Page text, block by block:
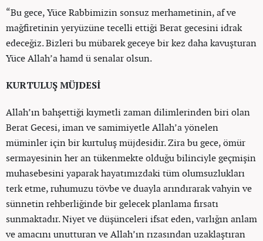
“Bu gece, Yüce Rabbimizin sonsuz merhametinin, af ve
mağfiretinin yeryüzüne tecelli ettiği Berat gecesini idrak
edeceğiz. Bizleri bu mübarek geceye bir kez daha kavuşturan
Yüce Allah’a hamd ü senalar olsun.
KURTULUŞ MÜJDESİ
Allah’ın bahşettiği kıymetli zaman dilimlerinden biri olan
Berat Gecesi, iman ve samimiyetle Allah’a yönelen
müminler için bir kurtuluş müjdesidir. Zira bu gece, ömür
sermayesinin her an tükenmekte olduğu bilinciyle geçmişin
muhasebesini yaparak hayatımızdaki tüm olumsuzlukları
terk etme, ruhumuzu tövbe ve duayla arındırarak vahyin ve
sünnetin rehberliğinde bir gelecek planlama fırsatı
sunmaktadır. Niyet ve düşünceleri ifsat eden, varlığın anlam
ve amacını unutturan ve Allah’ın rızasından uzaklaştıran